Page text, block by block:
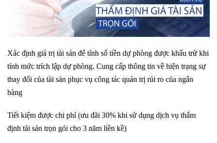
Xác định giá trị tài sản để tính số tiền dự phòng được khấu trừ khi
tính mức trích lập dự phòng. Cung cấp thông tin về hiện trạng sự
thay đổi của tài sản phục vụ công tác quản trị rủi ro của ngân
hàng
Tiết kiệm được chi phí (ưu đãi 30% khi sử dụng dịch vụ thẩm
định tài sản trọn gói cho 3 năm liền kề)